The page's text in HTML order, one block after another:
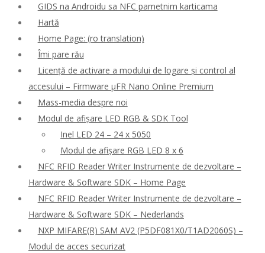
GIDS na Androidu sa NFC pametnim karticama
Hartă
Home Page: (ro translation)
Îmi pare rău
Licență de activare a modului de logare și control al
accesului – Firmware μFR Nano Online Premium
Mass-media despre noi
Modul de afișare LED RGB & SDK Tool
Inel LED 24 – 24 x 5050
Modul de afișare RGB LED 8 x 6
NFC RFID Reader Writer Instrumente de dezvoltare –
Hardware & Software SDK – Home Page
NFC RFID Reader Writer Instrumente de dezvoltare –
Hardware & Software SDK – Nederlands
NXP MIFARE(R) SAM AV2 (P5DF081X0/T1AD2060S) –
Modul de acces securizat